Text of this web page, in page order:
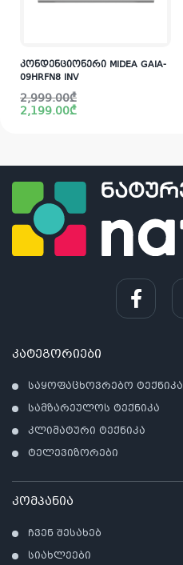
კონდენციონერი MIDEA GAIA-
09HRFN8 INV
2,999.00₾
Original
price
was:
2,199.00₾
Current
price
is:
კატეგორიები
საყოფაცხოვრებო ტექნიკა
სამზარეულოს ტექნიკა
კლიმატური ტექნიკა
ტელევიზორები
კომპანია
ჩვენ შესახებ
სიახლეები